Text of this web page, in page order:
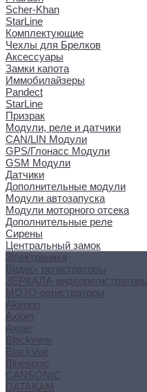
Scher-Khan
StarLine
Комплектующие
Чехлы для Брелков
Аксессуары
Замки капота
Иммобилайзеры
Pandect
StarLine
Призрак
Модули, реле и датчики
CAN/LIN Модули
GPS/Глонасс Модули
GSM Модули
Датчики
Дополнительные модули
Модули автозапуска
Модули моторного отсека
Дополнительные реле
Сирены
Центральный замок
Электроника
Видео- регистраторы
ЗЕРКАЛА-видеорегистраторы
МОТО-регистраторы
Akenori
Axiom
Axper
Blackview
BlackVue
Bluesonic
CANSONIC
DATAKAM